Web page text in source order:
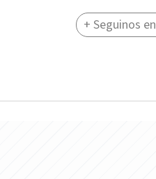
+ Seguinos en